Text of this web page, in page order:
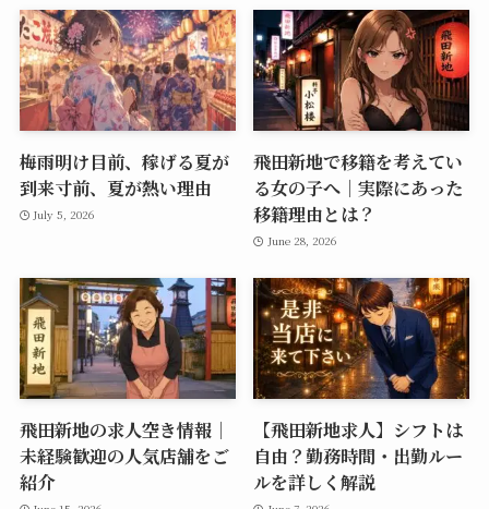
梅雨明け目前、稼げる夏が
到来寸前、夏が熱い理由
July 5, 2026
飛田新地で移籍を考えてい
る女の子へ｜実際にあった
移籍理由とは？
June 28, 2026
飛田新地の求人空き情報｜
未経験歓迎の人気店舗をご
紹介
【飛田新地求人】シフトは
自由？勤務時間・出勤ルー
ルを詳しく解説